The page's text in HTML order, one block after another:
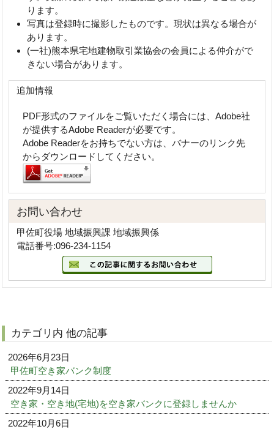
ります。
写真は登録時に撮影したものです。現状は異なる場合が
あります。
(一社)熊本県宅地建物取引業協会の会員による仲介がで
きない場合があります。
追加情報
PDF形式のファイルをご覧いただく場合には、Adobe社
が提供するAdobe Readerが必要です。
Adobe Readerをお持ちでない方は、バナーのリンク先
からダウンロードしてください。
お問い合わせ
甲佐町役場 地域振興課 地域振興係
電話番号:096-234-1154
カテゴリ内 他の記事
2026年6月23日
甲佐町空き家バンク制度
2022年9月14日
空き家・空き地(宅地)を空き家バンクに登録しませんか
2022年10月6日